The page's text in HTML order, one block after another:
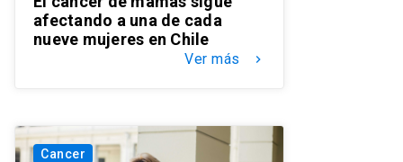
afectando a una de cada
nueve mujeres en Chile
Ver más keyboard_arrow_right
Cancer